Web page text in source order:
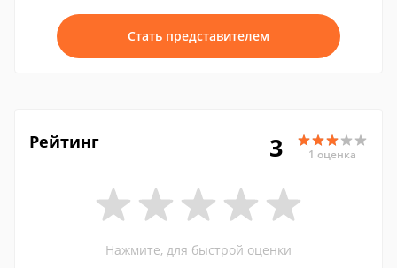
Стать представителем
Рейтинг 3 1 оценка
Нажмите, для быстрой оценки